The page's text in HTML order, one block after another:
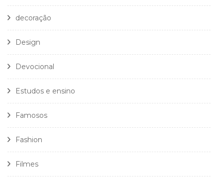
decoração
Design
Devocional
Estudos e ensino
Famosos
Fashion
Filmes